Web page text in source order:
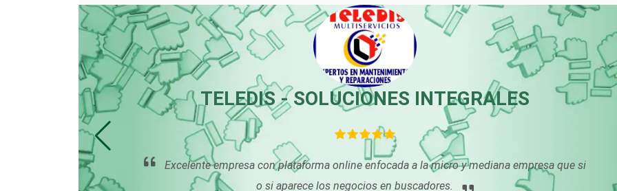
Bordados y Estampados Boutiques
Cafeterías Cajas de Ahorro Cámaras de
Camiones para Fletes Cancelería de Aluminio
Centros
TELEDIS - SOLUCIONES INTEGRALES
Excelente empresa con plataforma online enfocada a la micro y mediana empresa que si
o si aparece los negocios en buscadores.